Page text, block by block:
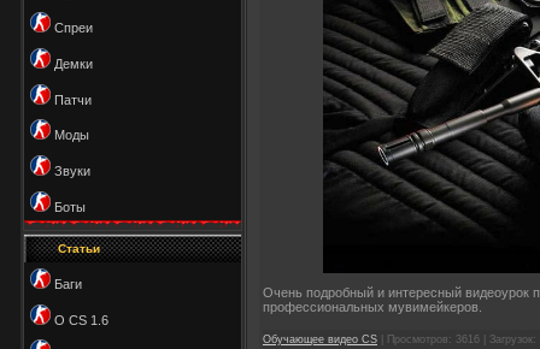
Спреи
Демки
Патчи
Моды
Звуки
Боты
Статьи
Баги
О CS 1.6
Очень подробный и интересный видеоурок
профессиональных мувимейкеров.
Обучающее видео CS | Просмотров: 3616 |